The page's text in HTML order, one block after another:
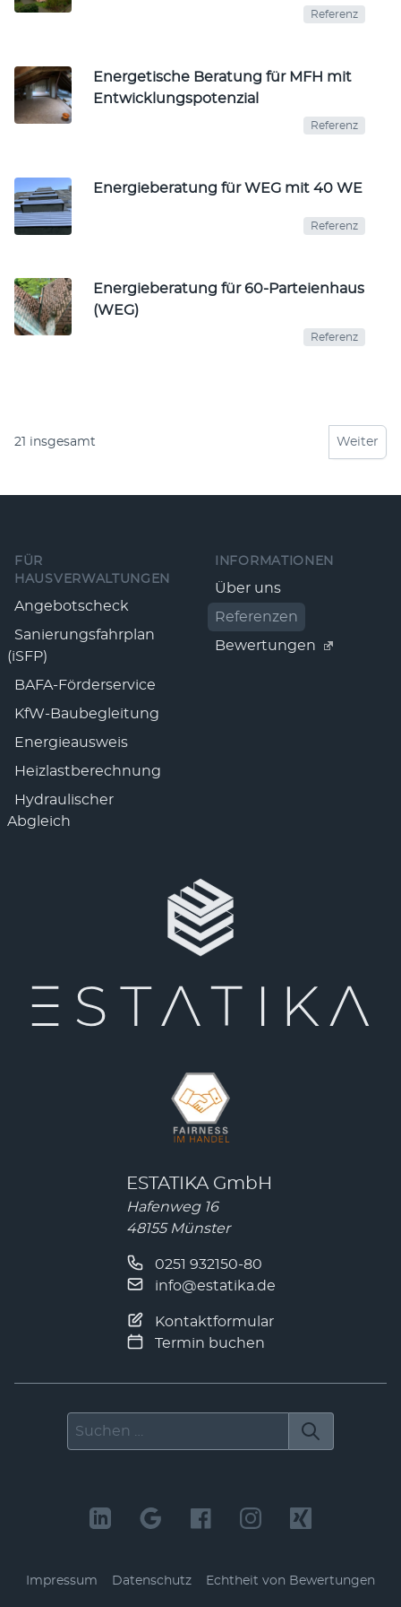
Referenz
Energetische Beratung für MFH mit
Entwicklungspotenzial
Referenz
Energieberatung für WEG mit 40 WE
Referenz
Energieberatung für 60-Parteienhaus
(WEG)
Referenz
21 insgesamt Weiter
FÜR
HAUSVERWALTUNGEN
Angebotscheck
Sanierungsfahrplan
(iSFP)
BAFA-Förderservice
KfW-Baubegleitung
Energieausweis
Heizlastberechnung
Hydraulischer
Abgleich
INFORMATIONEN
Über uns
Referenzen
Bewertungen
ESTATIKA GmbH
Hafenweg 16
48155 Münster
0251 932150-80
info@estatika.de
Kontaktformular
Termin buchen
LinkedIn FacebookInstagramXing
Impressum Datenschutz Echtheit von Bewertungen